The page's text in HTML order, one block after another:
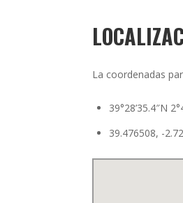
La coordenadas
39°28’35.4″N
39.476508, -